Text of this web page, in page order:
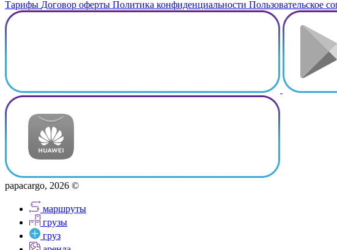
Тарифы Договор оферты Политика конфиденциальности Пользовательское
papacargo, 2026 ©
маршруты
грузы
груз